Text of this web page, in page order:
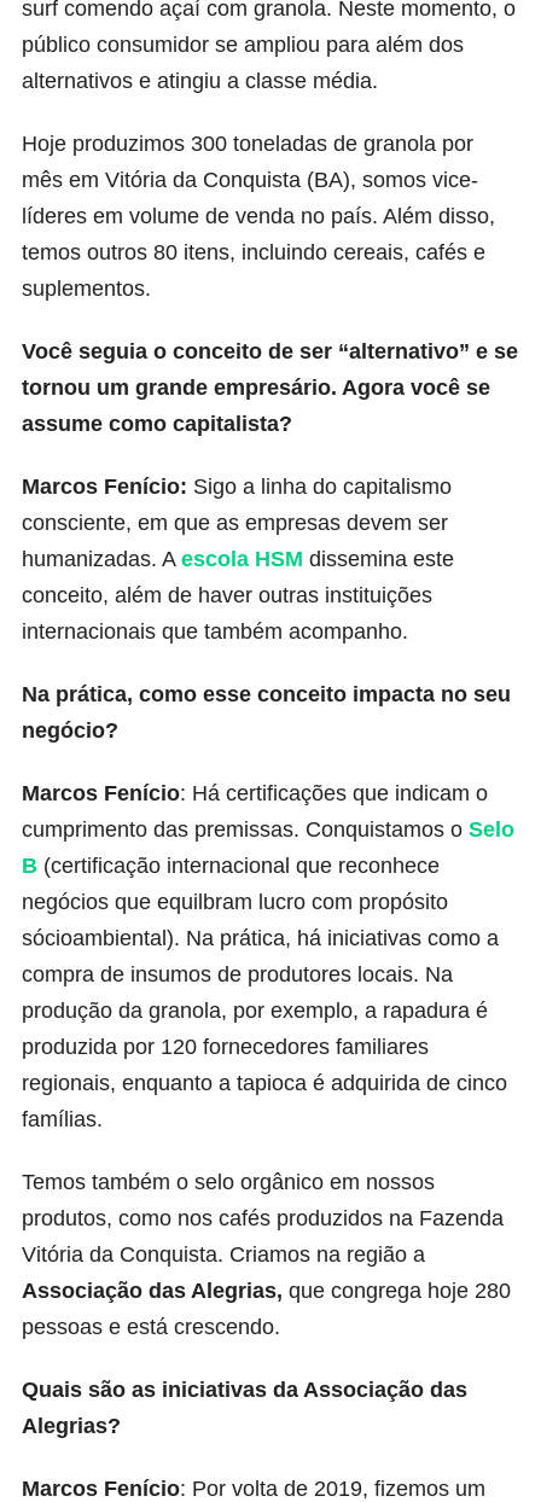
surf comendo açaí com granola. Neste momento, o
público consumidor se ampliou para além dos
alternativos e atingiu a classe média.
Hoje produzimos 300 toneladas de granola por
mês em Vitória da Conquista (BA), somos vice-
líderes em volume de venda no país. Além disso,
temos outros 80 itens, incluindo cereais, cafés e
suplementos.
Você seguia o conceito de ser “alternativo” e se
tornou um grande empresário. Agora você se
assume como capitalista?
Marcos Fenício: Sigo a linha do capitalismo
consciente, em que as empresas devem ser
humanizadas. A escola HSM dissemina este
conceito, além de haver outras instituições
internacionais que também acompanho.
Na prática, como esse conceito impacta no seu
negócio?
Marcos Fenício: Há certificações que indicam o
cumprimento das premissas. Conquistamos o Selo
B (certificação internacional que reconhece
negócios que equilbram lucro com propósito
sócioambiental). Na prática, há iniciativas como a
compra de insumos de produtores locais. Na
produção da granola, por exemplo, a rapadura é
produzida por 120 fornecedores familiares
regionais, enquanto a tapioca é adquirida de cinco
famílias.
Temos também o selo orgânico em nossos
produtos, como nos cafés produzidos na Fazenda
Vitória da Conquista. Criamos na região a
Associação das Alegrias, que congrega hoje 280
pessoas e está crescendo.
Quais são as iniciativas da Associação das
Alegrias?
Marcos Fenício: Por volta de 2019, fizemos um